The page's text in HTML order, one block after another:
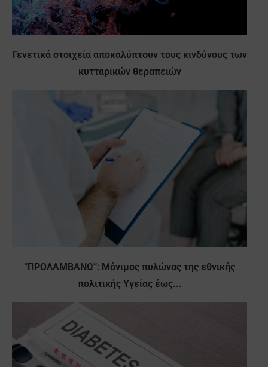
Γενετικά στοιχεία αποκαλύπτουν τους κινδύνους των
κυτταρικών θεραπειών
“ΠΡΟΛΑΜΒΑΝΩ”: Μόνιμος πυλώνας της εθνικής
πολιτικής Υγείας έως...